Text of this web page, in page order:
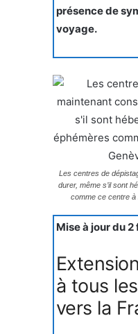
présence de
voyage.
Les centres de
durer, même s’il sont
comme ce centre
Mise à jour du
à tous
vers la